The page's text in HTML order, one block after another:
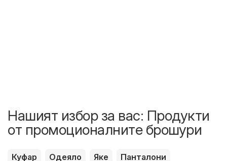
Нашият избор за вас: Продукти
от промоционалните брошури
Куфар Одеяло Яке
Панталони